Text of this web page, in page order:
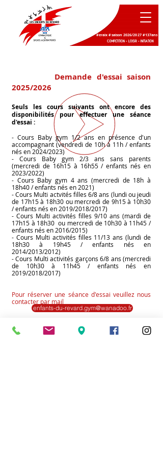
#eraix #saison 2026/2027 #137ans
Demande d'essai saison
2025/2026
Seuls les cours suivants ont encore des
disponibilités pour effectuer une séance
d'essai :
- Cours Baby gym 1/2 ans en présence d'un
accompagnant (vendredi de 10h à 11h / enfants
nés en 2024/2023)
- Cours Baby gym 2/3 ans sans parents
(mercredi de 16h15 à 16h55 / enfants nés en
2023/2022)
- Cours Baby gym 4 ans (mercredi de 18h à
18h40 / enfants nés en 2021)
- Cours Multi actvités filles 6/8 ans (lundi ou jeudi
de 17h15 à 18h30 ou mercredi de 9h15 à 10h30
/ enfants nés en 2019/2018/2017)
- Cours Multi activités filles 9/10 ans (mardi de
17h15 à 18h30 ou mercredi de 10h30 à 11h45 /
enfants nés en 2016/2015)
- Cours Multi activités filles 11/13 ans (lundi de
18h30 à 19h45 / enfants nés en
2014/2013/2012)
- Cours Multi activités garçons 6/8 ans (mercredi
de 10h30 à 11h45 / enfants nés en
2019/2018/2017)
Pour réserver une séance d'essai veuillez nous
contacter par mail
nom, prén
om, date de naissan
ce de votre enfant
ainsi que votre numéro de téléphone portable.
enfants-du-revard.gym@wanadoo.fr